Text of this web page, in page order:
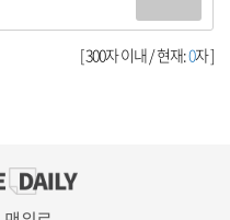
[ 300자 이내 / 현재:0자 ]